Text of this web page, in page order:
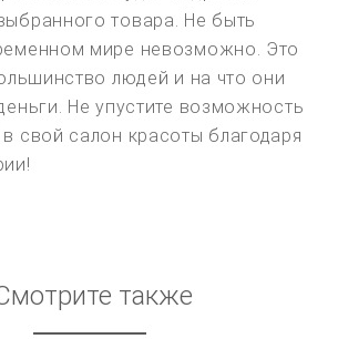
товара. Не быть
мире невозможно. Это
людей и на что они
Не упустите возможность
свой салон красоты благодаря
также